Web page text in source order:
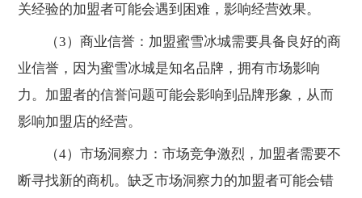
关经验的加盟者可能会遇到困难，影响经营效果。
（3）商业信誉：加盟蜜雪冰城需要具备良好的商
业信誉，因为蜜雪冰城是知名品牌，拥有市场影响
力。加盟者的信誉问题可能会影响到品牌形象，从而
影响加盟店的经营。
（4）市场洞察力：市场竞争激烈，加盟者需要不
断寻找新的商机。缺乏市场洞察力的加盟者可能会错